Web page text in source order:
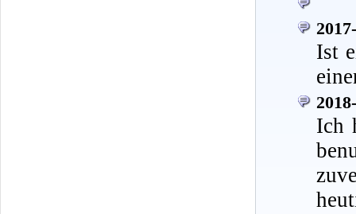
Ist
Ich